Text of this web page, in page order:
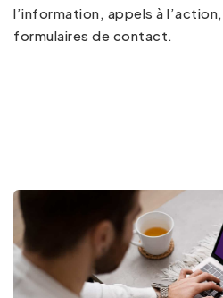
l’information, appels à
formulaires de contact.